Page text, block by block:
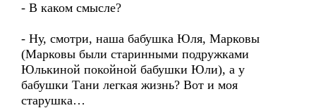
- В каком смысле?
- Ну, смотри, наша бабушка Юля, Марковы
(Марковы были старинными подружками
Юлькиной покойной бабушки Юли), а у
бабушки Тани легкая жизнь? Вот и моя
старушка…